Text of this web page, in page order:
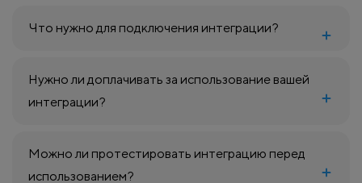
Что нужно для подключения интеграции?
Нужно ли доплачивать за использование вашей
интеграции?
Можно ли протестировать интеграцию перед
использованием?